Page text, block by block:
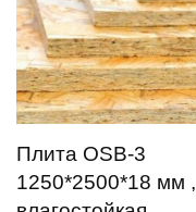
Плита OSB-3
1250*2500*18 мм ,